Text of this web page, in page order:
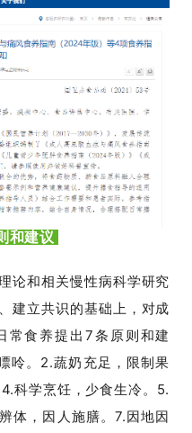
和建议
论和相关慢性病科学研究
建立共识的基础上，对成
常食养提出7条原则和建
呤。2.蔬奶充足，限制果
科学烹饪，少食生冷。5.
体，因人施膳。7.因地因